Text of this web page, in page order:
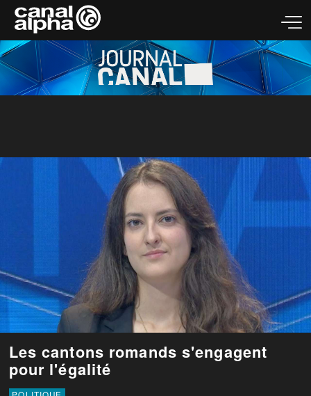
Les cantons romands s'engagent
pour l'égalité